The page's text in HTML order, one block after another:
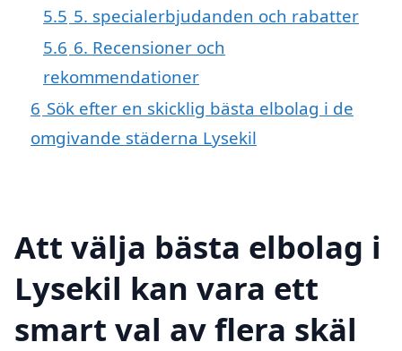
5.5 5. specialerbjudanden och rabatter
5.6 6. Recensioner och
rekommendationer
6 Sök efter en skicklig bästa elbolag i de
omgivande städerna Lysekil
Att välja bästa elbolag i
Lysekil kan vara ett
smart val av flera skäl